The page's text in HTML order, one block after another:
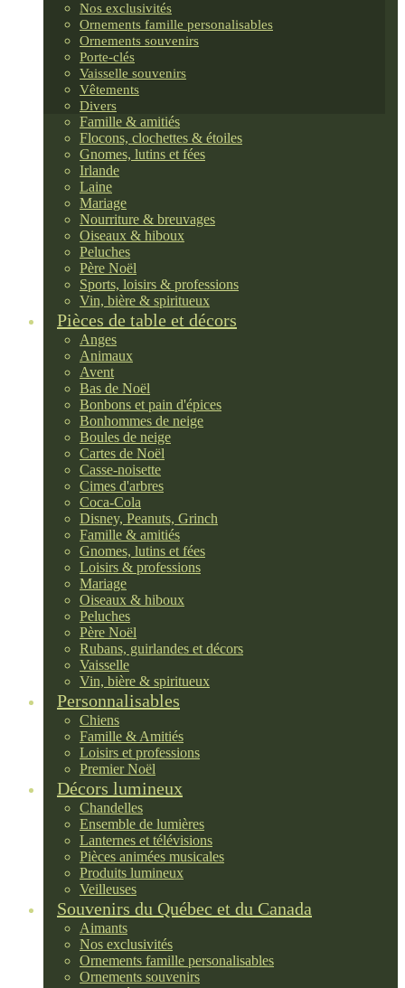
Nos exclusivités
Ornements famille personalisables
Ornements souvenirs
Porte-clés
Vaisselle souvenirs
Vêtements
Divers
Famille & amitiés
Flocons, clochettes & étoiles
Gnomes, lutins et fées
Irlande
Laine
Mariage
Nourriture & breuvages
Oiseaux & hiboux
Peluches
Père Noël
Sports, loisirs & professions
Vin, bière & spiritueux
Pièces de table et décors
Anges
Animaux
Avent
Bas de Noël
Bonbons et pain d'épices
Bonhommes de neige
Boules de neige
Cartes de Noël
Casse-noisette
Cimes d'arbres
Coca-Cola
Disney, Peanuts, Grinch
Famille & amitiés
Gnomes, lutins et fées
Loisirs & professions
Mariage
Oiseaux & hiboux
Peluches
Père Noël
Rubans, guirlandes et décors
Vaisselle
Vin, bière & spiritueux
Personnalisables
Chiens
Famille & Amitiés
Loisirs et professions
Premier Noël
Décors lumineux
Chandelles
Ensemble de lumières
Lanternes et télévisions
Pièces animées musicales
Produits lumineux
Veilleuses
Souvenirs du Québec et du Canada
Aimants
Nos exclusivités
Ornements famille personalisables
Ornements souvenirs